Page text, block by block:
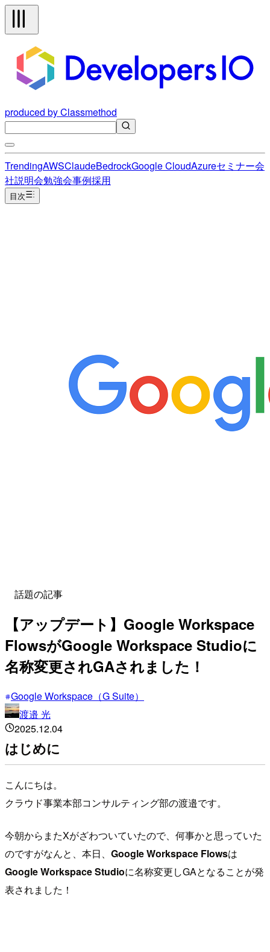
produced by Classmethod
TrendingAWSClaudeBedrockGoogle CloudAzureセミナー会
社説明会勉強会事例採用
目次
話題の記事
【アップデート】Google Workspace
FlowsがGoogle Workspace Studioに
名称変更されGAされました！
Google Workspace（G Suite）
渡邉 光
2025.12.04
はじめに
こんにちは。
クラウド事業本部コンサルティング部の渡邉です。
今朝からまたXがざわついていたので、何事かと思っていた
のですがなんと、本日、 Google Workspace Flowsは
Google Workspace Studioに名称変更しGAとなることが発
表されました！